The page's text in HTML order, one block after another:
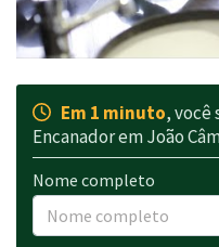
Em 1 minuto, você
Encanador em João
Nome completo